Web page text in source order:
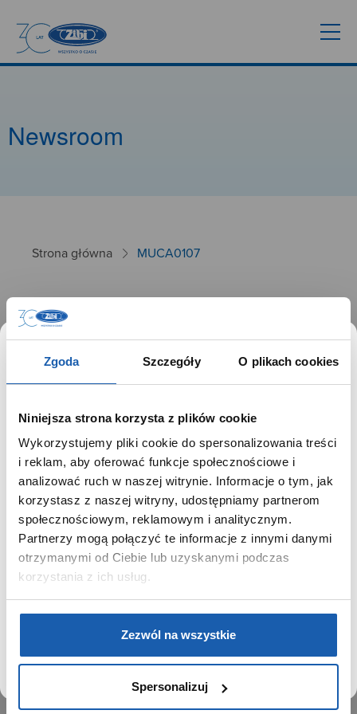
Zgoda Szczegóły O plikach cookies
Niniejsza strona korzysta z plików cookie
Wykorzystujemy pliki cookie do spersonalizowania treści
i reklam, aby oferować funkcje społecznościowe i
analizować ruch w naszej witrynie. Informacje o tym, jak
korzystasz z naszej witryny, udostępniamy partnerom
społecznościowym, reklamowym i analitycznym.
Partnerzy mogą połączyć te informacje z innymi danymi
otrzymanymi od Ciebie lub uzyskanymi podczas
korzystania z ich usług.
Zezwól na wszystkie
Spersonalizuj
Newsroom
Strona główna MUCA0107
MUCA0107
26.01.2025
GRUPA ZIBI
Historia
Misja, wizja i wartości Grupy Zibi
Ważne daty
Kariera
Zgoda na ciasteczka
PRODUKTY
Kalkulatory
SIECI SPRZEDAŻY
SZANOWNY UŻYTKOWNIKU,
SZANOWNA UŻYTKOWNICZKO
Używamy plików cookie w celach analitycznych,
statystycznych i marketingowych, w tym aby analizować
ruch w tej witrynie, optymalizować jej działanie oraz
zapamiętywać Twoje preferencje.